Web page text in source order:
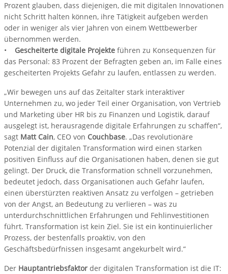
Prozent glauben, dass diejenigen, die mit digitalen Innovationen
nicht Schritt halten können, ihre Tätigkeit aufgeben werden
oder in weniger als vier Jahren von einem Wettbewerber
übernommen werden.
• Gescheiterte digitale Projekte führen zu Konsequenzen für
das Personal: 83 Prozent der Befragten geben an, im Falle eines
gescheiterten Projekts Gefahr zu laufen, entlassen zu werden.
„Wir bewegen uns auf das Zeitalter stark interaktiver
Unternehmen zu, wo jeder Teil einer Organisation, von Vertrieb
und Marketing über HR bis zu Finanzen und Logistik, darauf
ausgelegt ist, herausragende digitale Erfahrungen zu schaffen“,
sagt Matt Cain, CEO von Couchbase. „Das revolutionäre
Potenzial der digitalen Transformation wird einen starken
positiven Einfluss auf die Organisationen haben, denen sie gut
gelingt. Der Druck, die Transformation schnell vorzunehmen,
bedeutet jedoch, dass Organisationen auch Gefahr laufen,
einen überstürzten reaktiven Ansatz zu verfolgen – getrieben
von der Angst, an Bedeutung zu verlieren – was zu
unterdurchschnittlichen Erfahrungen und Fehlinvestitionen
führt. Transformation ist kein Ziel. Sie ist ein kontinuierlicher
Prozess, der bestenfalls proaktiv, von den
Geschäftsbedürfnissen insgesamt angekurbelt wird.“
Der Hauptantriebsfaktor der digitalen Transformation ist die IT: